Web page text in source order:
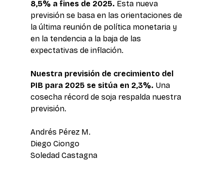
8,5% a fines de 2025. Esta nueva
previsión se basa en las orientaciones de
la última reunión de política monetaria y
en la tendencia a la baja de las
expectativas de inflación.
Nuestra previsión de crecimiento del
PIB para 2025 se sitúa en 2,3%. Una
cosecha récord de soja respalda nuestra
previsión.
Andrés Pérez M.
Diego Ciongo
Soledad Castagna